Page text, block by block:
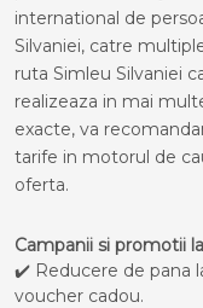
international de
Silvaniei, catre
ruta Simleu Silvaniei
realizeaza in mai
exacte, va
tarife in motorul de
oferta.
Campanii si promotii
✔️ Reducere de pana
voucher cadou.